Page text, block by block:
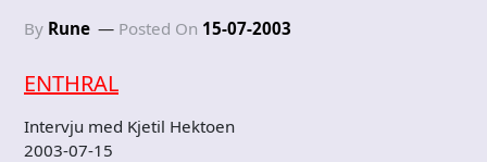
By Rune Posted On 15-07-2003
ENTHRAL
Intervju med Kjetil Hektoen
2003-07-15